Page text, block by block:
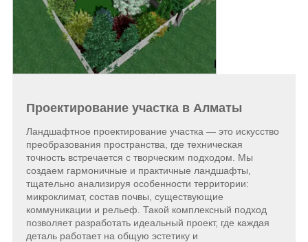
Проектирование участка в Алматы
Ландшафтное проектирование участка — это искусство
преобразования пространства, где техническая
точность встречается с творческим подходом. Мы
создаем гармоничные и практичные ландшафты,
тщательно анализируя особенности территории:
микроклимат, состав почвы, существующие
коммуникации и рельеф. Такой комплексный подход
позволяет разработать идеальный проект, где каждая
деталь работает на общую эстетику и